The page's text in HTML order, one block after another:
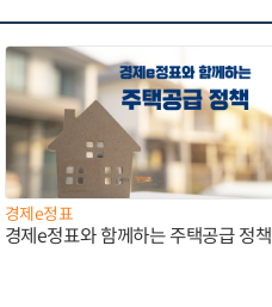
경제e정표
경제e정표와 함께하는 주택공급 정책